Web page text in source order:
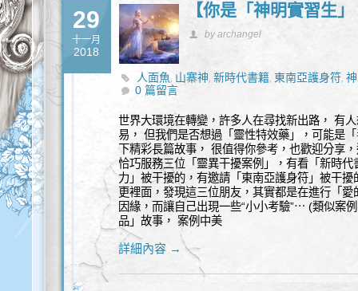
29
十一月
2018
【你是「神明實習生
by archangel
人面魚, 山寨神,新時代書籍, 東南亞護身符,
0 篇留言
世界大環境在轉變，許多人在尋找新出路， 有
易， 但我們是否想過「靈性特效藥」，可能是
下精彩長篇故事， 很值得你參考，也歡迎分享
恰巧服務三位「靈異干擾案例」，有看「新時
力」被干擾的，有邀請「東南亞護身符」被干
更裡面，發現這三位朋友，其實都是在進行「
因緣，而讓自己出現一些“小小考驗”⋯ (類似案
品」故事， 案例中美
詳細內容 →